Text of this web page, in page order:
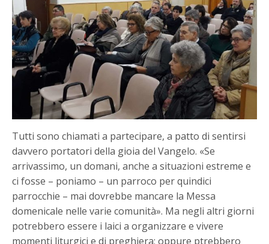
Tutti sono chiamati a partecipare, a patto di sentirsi
davvero portatori della gioia del Vangelo. «Se
arrivassimo, un domani, anche a situazioni estreme e
ci fosse – poniamo – un parroco per quindici
parrocchie – mai dovrebbe mancare la Messa
domenicale nelle varie comunità». Ma negli altri giorni
potrebbero essere i laici a organizzare e vivere
momenti liturgici e di preghiera; oppure ptrebbero